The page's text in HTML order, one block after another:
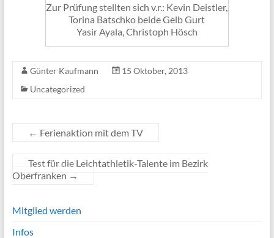
Zur Prüfung stellten sich v.r.: Kevin Deistler,
Torina Batschko beide Gelb Gurt
Yasir Ayala, Christoph Hösch
Günter Kaufmann
15 Oktober, 2013
Uncategorized
← Ferienaktion mit dem TV
Test für die Leichtathletik-Talente im Bezirk
Oberfranken →
Mitglied werden
Infos